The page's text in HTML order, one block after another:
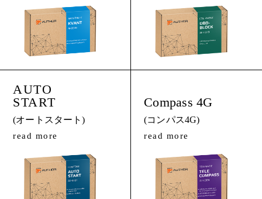
AUTO
START
(オートスタート)
read more
Compass 4G
(コンパス4G)
read more